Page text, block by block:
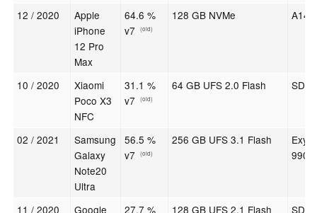
12 / 2020
Apple
iPhone
12 Pro
Max
64.6 %
v7
(old)
128 GB NVMe A14
10 / 2020
Xiaomi
Poco X3
NFC
31.1 %
v7
(old)
64 GB UFS 2.0 Flash SD
02 / 2021
Samsung
Galaxy
Note20
Ultra
56.5 %
v7
(old)
256 GB UFS 3.1 Flash
990
11 / 2020 Google 27.7 % 128 GB UFS 2.1 Flash SD